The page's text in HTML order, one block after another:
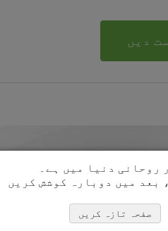
دیں
روحانی دنیا میں ہے۔
بعد میں دوبارہ کوشش کریں
صفحہ تازہ کریں